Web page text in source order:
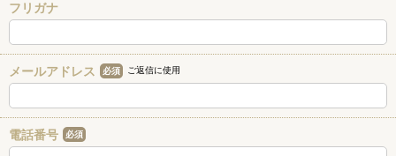
フリガナ
メールアドレス 必須 ご返信に使用
電話番号 必須